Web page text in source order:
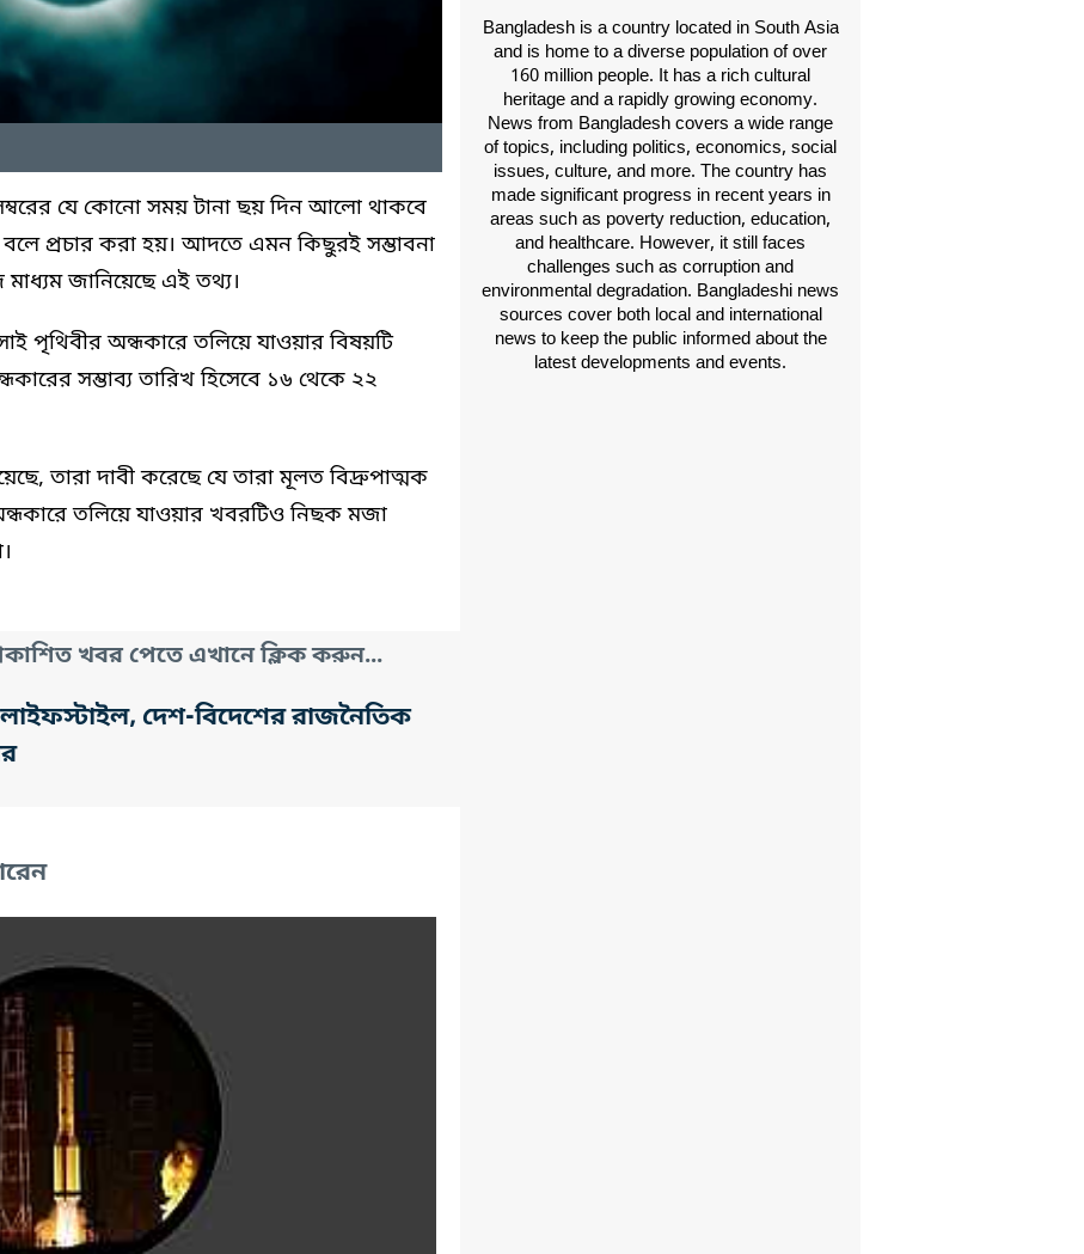
যে কোনো সময় টানা ছয় দিন আলো থাকবে
প্রচার করা হয়। আদতে এমন কিছুরই সম্ভাবনা
মাধ্যম জানিয়েছে এই তথ্য।
পৃথিবীর অন্ধকারে তলিয়ে যাওয়ার বিষয়টি
সম্ভাব্য তারিখ হিসেবে ১৬ থেকে ২২
তারা দাবী করেছে যে তারা মূলত বিদ্রুপাত্মক
তলিয়ে যাওয়ার খবরটিও নিছক মজা
খবর পেতে এখানে ক্লিক করুন...
দেশ-বিদেশের রাজনৈতিক
Bangladesh is a country located in South Asia
and is home to a diverse population of over
160 million people. It has a rich cultural
heritage and a rapidly growing economy.
News from Bangladesh covers a wide range
of topics, including politics, economics, social
issues, culture, and more. The country has
made significant progress in recent years in
areas such as poverty reduction, education,
and healthcare. However, it still faces
challenges such as corruption and
environmental degradation. Bangladeshi news
sources cover both local and international
news to keep the public informed about the
latest developments and events.